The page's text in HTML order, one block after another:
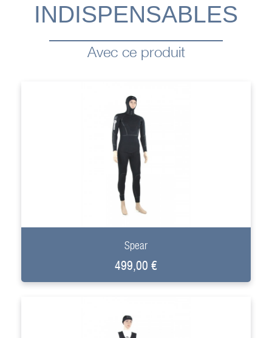
INDISPENSABLES
Avec ce produit
+
Spear
499,00 €